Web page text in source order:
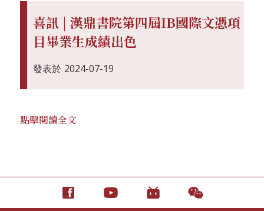
喜訊 | 漢鼎書院第四屆IB國際文憑項
目畢業生成績出色
發表於 2024-07-19
點擊閱讀全文